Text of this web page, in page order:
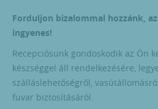
Forduljon bizalommal hozzánk,
ingyenes!
Recepciósunk gondoskodik az Ön
készséggel áll rendelkezésére,
szálláslehetőségről,
fuvar biztosításáról.